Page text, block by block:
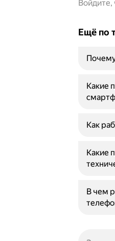
Ещё по
Какие
Как
Какие
В чем